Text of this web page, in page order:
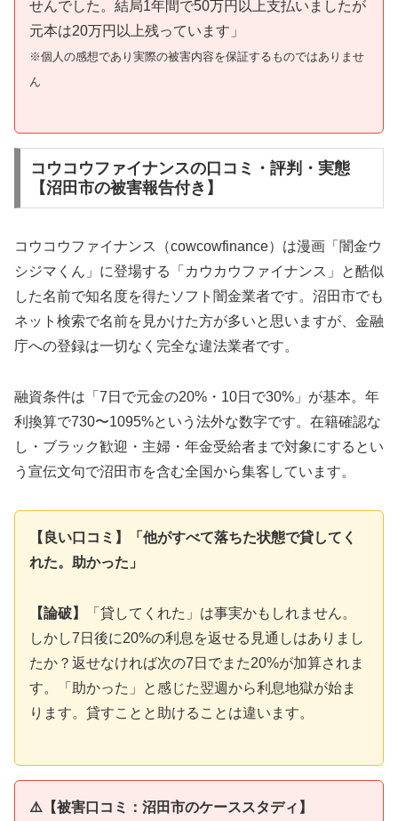
せんでした。結局1年間で50万円以上支払いましたが
元本は20万円以上残っています」
※個人の感想であり実際の被害内容を保証するものではありませ
ん
コウコウファイナンスの口コミ・評判・実態
【沼田市の被害報告付き】
コウコウファイナンス（cowcowfinance）は漫画「闇金ウ
シジマくん」に登場する「カウカウファイナンス」と酷似
した名前で知名度を得たソフト闇金業者です。沼田市でも
ネット検索で名前を見かけた方が多いと思いますが、金融
庁への登録は一切なく完全な違法業者です。
融資条件は「7日で元金の20%・10日で30%」が基本。年
利換算で730〜1095%という法外な数字です。在籍確認な
し・ブラック歓迎・主婦・年金受給者まで対象にするとい
う宣伝文句で沼田市を含む全国から集客しています。
【良い口コミ】「他がすべて落ちた状態で貸してく
れた。助かった」
【論破】
「貸してくれた」は事実かもしれません。
しかし7日後に20%の利息を返せる見通しはありまし
たか？返せなければ次の7日でまた20%が加算されま
す。「助かった」と感じた翌週から利息地獄が始ま
ります。貸すことと助けることは違います。
⚠️【被害口コミ：沼田市のケーススタディ】